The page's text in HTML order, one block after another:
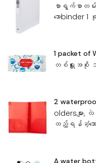
စာရွက်စာတမ်
သော
1 packet of
တစ်ရှူးအစို
2
oldersမျာ
ထည့်ရန်ဆံ့သေ
A water